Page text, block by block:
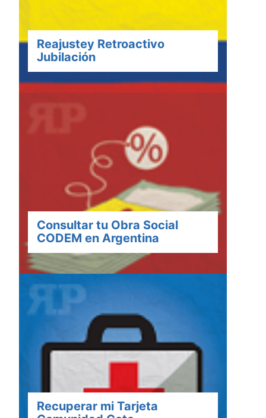
Reajustey Retroactivo
Jubilación
Consultar tu Obra Social
CODEM en Argentina
Recuperar mi Tarjeta